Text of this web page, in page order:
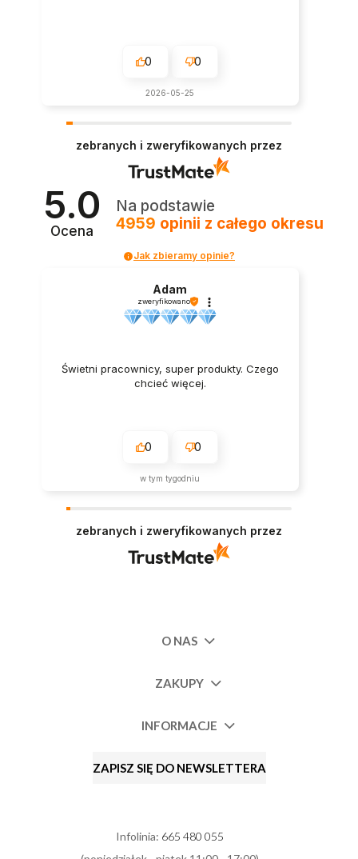
0 0
2026-05-25
zebranych i zweryfikowanych przez
5.0
Ocena
Na podstawie
4959 opinii z całego okresu
Jak zbieramy opinie?
Adam
zweryfikowano
Świetni pracownicy, super produkty. Czego
chcieć więcej.
0 0
w tym tygodniu
zebranych i zweryfikowanych przez
O NAS
ZAKUPY
INFORMACJE
ZAPISZ SIĘ DO NEWSLETTERA
Infolinia: 665 480 055